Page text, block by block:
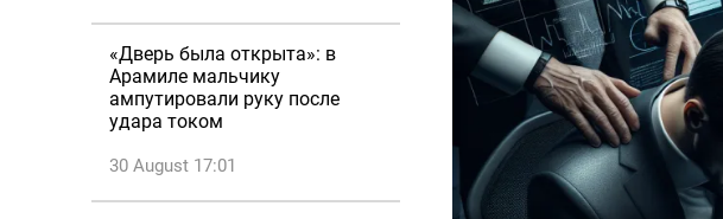
«Дверь была открыта»: в
Арамиле мальчику
ампутировали руку после
удара током
30 August 17:01